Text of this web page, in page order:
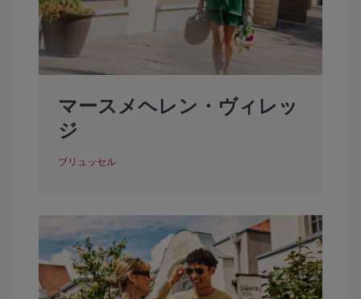
マースメヘレン・ヴィレッ
ジ
ブリュッセル